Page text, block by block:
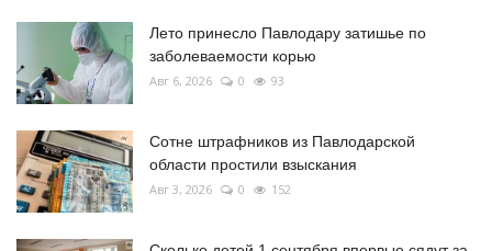
Лето принесло Павлодару затишье по
заболеваемости корью
Авг 6, 2026 0 93
Сотне штрафников из Павлодарской
области простили взыскания
Авг 3, 2026 0 152